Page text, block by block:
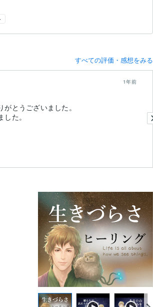
すべての評価・感想をみる
1年前
とうございました。
た。